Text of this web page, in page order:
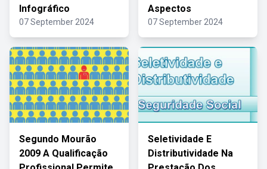
Infográfico
07 September 2024
Aspectos
07 September 2024
Segundo Mourão
2009 A Qualificação
Seletividade E
Distributividade Na